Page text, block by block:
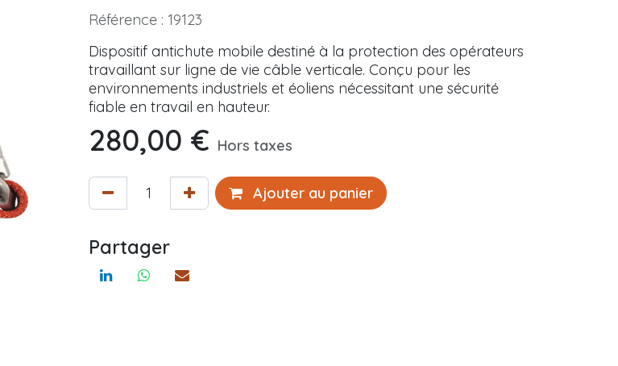
Référence : 19123
Dispositif antichute mobile destiné à la protection des opérateurs
travaillant sur ligne de vie câble verticale. Conçu pour les
environnements industriels et éoliens nécessitant une sécurité
fiable en travail en hauteur.
280,00 € Hors taxes
Ajouter au panier
Partager